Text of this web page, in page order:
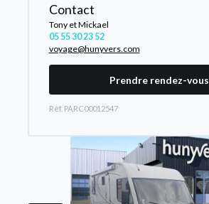
Contact
Tony et Mickael
05 55 30 23 52
voyage@hunyvers.com
Prendre rendez-vous
Rèf. PARC00012547